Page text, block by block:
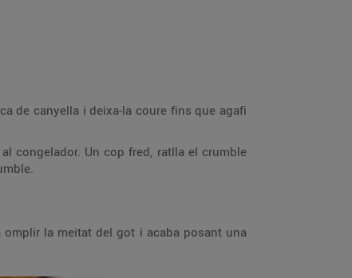
de canyella i deixa-la coure fins que agafi
congelador. Un cop fred, ratlla el crumble
omplir la meitat del got i acaba posant una